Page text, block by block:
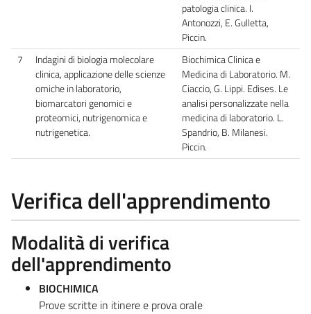
patologia clinica. I.
Antonozzi, E. Gulletta,
Piccin.
7
Indagini di biologia molecolare
clinica, applicazione delle scienze
omiche in laboratorio,
biomarcatori genomici e
proteomici, nutrigenomica e
nutrigenetica.
Biochimica Clinica e
Medicina di Laboratorio. M.
Ciaccio, G. Lippi. Edises. Le
analisi personalizzate nella
medicina di laboratorio. L.
Spandrio, B. Milanesi.
Piccin.
Verifica dell'apprendimento
Modalità di verifica
dell'apprendimento
BIOCHIMICA
Prove scritte in itinere e prova orale